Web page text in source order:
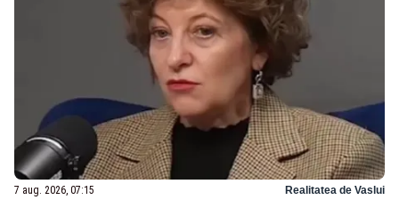
7 aug. 2026, 07:15 Realitatea de Vaslui